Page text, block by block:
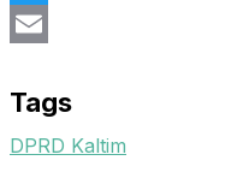
Twitter
Tags
DPRD Kaltim